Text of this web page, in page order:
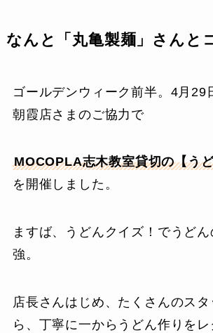
なんと「丸亀製麺」さんと
ゴールデンウィーク前半。4月29
朝霞店さまのご協力で
MOCOPLA志木教室貸切の【う
を開催しました。
ますば、うどんクイズ！でうど
強。
店長さんはじめ、たくさんのス
ら、丁寧に一からうどん作りを